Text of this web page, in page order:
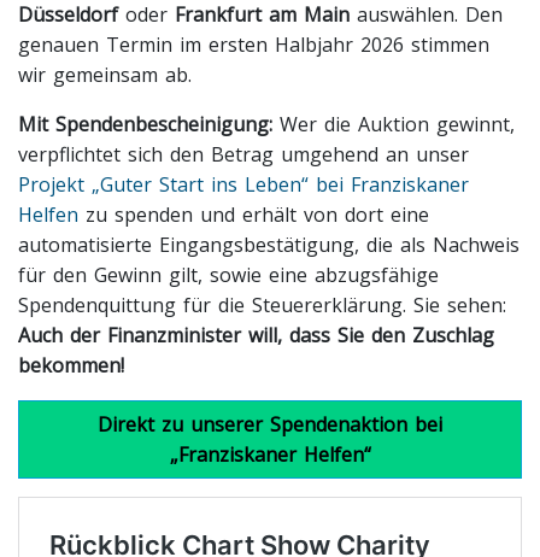
Düsseldorfoder Frankfurt am Main auswählen. Den
genauen Termin im ersten Halbjahr 2026 stimmen
wir gemeinsam ab.
Mit Spendenbescheinigung: Wer die Auktion gewinnt,
verpflichtet sich den Betrag umgehend an unser
Projekt „Guter Start ins Leben“ bei Franziskaner
Helfen zu spenden und erhält von dort eine
automatisierte Eingangsbestätigung, die als Nachweis
für den Gewinn gilt, sowie eine abzugsfähige
Spendenquittung für die Steuererklärung. Sie sehen:
Auch der Finanzminister will, dass Sie den Zuschlag
bekommen!
Direkt zu unserer Spendenaktion bei
„Franziskaner Helfen“